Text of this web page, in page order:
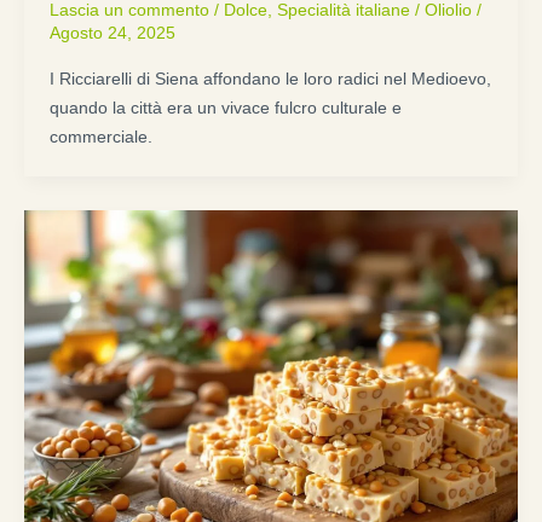
Lascia un commento / Dolce, Specialità italiane/ Oliolio /
Agosto 24, 2025
I Ricciarelli di Siena affondano le loro radici nel Medioevo,
quando la città era un vivace fulcro culturale e
commerciale.